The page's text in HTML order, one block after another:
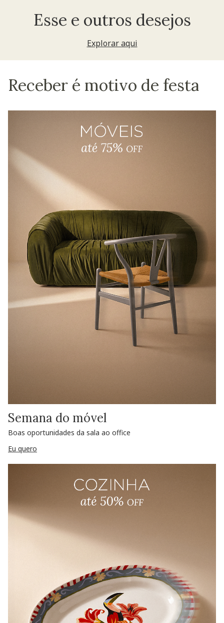
Esse e outros desejos
Explorar aqui
Receber é motivo de festa
Semana do móvel
Boas oportunidades da sala ao office
Eu quero